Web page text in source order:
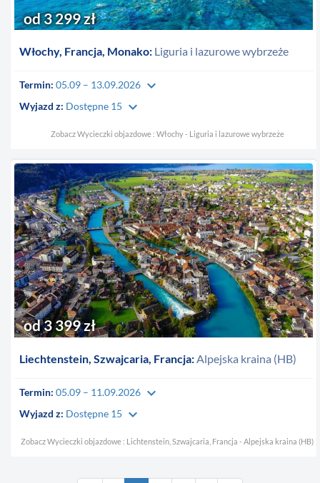
Włochy, Francja, Monako: Liguria i lazurowe wybrzeże
od 3 299 zł
Termin: 05.09 – 13.09.2026 keyboard_arrow_down
Wyjazd z: Dostępne 15 keyboard_arrow_down
Zobacz Wycieczki objazdowe : Włochy - Liguria i lazurowe wybrzeże
Liechtenstein, Szwajcaria, Francja: Alpejska kraina (HB)
od 3 399 zł
Termin: 05.09 – 11.09.2026 keyboard_arrow_down
Wyjazd z: Dostępne 15 keyboard_arrow_down
Zobacz Wycieczki objazdowe : Lichtenstein, Szwajcaria, Francja - Alpejska kraina (HB)